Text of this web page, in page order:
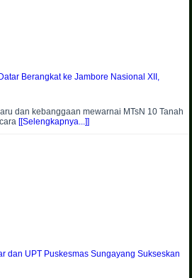
Berangkat ke Jambore Nasional XII,
dan kebanggaan mewarnai MTsN 10 Tanah
[[Selengkapnya...]]
dan UPT Puskesmas Sungayang Sukseskan